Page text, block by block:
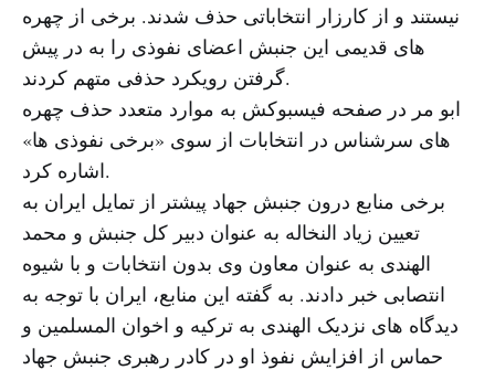
نیستند و از کارزار انتخاباتی حذف شدند. برخی از چهره
های قدیمی این جنبش اعضای نفوذی را به در پیش
گرفتن رویکرد حذفی متهم کردند.
ابو مر در صفحه فیسبوکش به موارد متعدد حذف چهره
های سرشناس در انتخابات از سوی «برخی نفوذی ها»
اشاره کرد.
برخی منابع درون جنبش جهاد پیشتر از تمایل ایران به
تعیین زیاد النخاله به عنوان دبیر کل جنبش و محمد
الهندی به عنوان معاون وی بدون انتخابات و با شیوه
انتصابی خبر دادند. به گفته این منابع، ایران با توجه به
دیدگاه های نزدیک الهندی به ترکیه و اخوان المسلمین و
حماس از افزایش نفوذ او در کادر رهبری جنبش جهاد